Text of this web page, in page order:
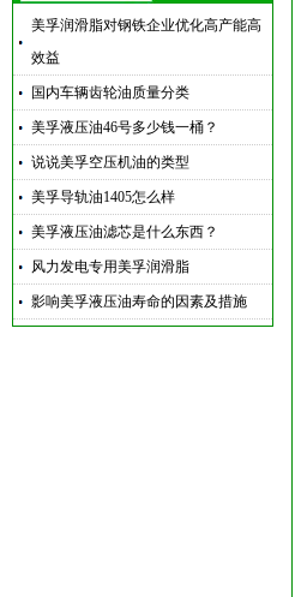
美孚润滑脂对钢铁企业优化高产能高
效益
国内车辆齿轮油质量分类
美孚液压油46号多少钱一桶？
说说美孚空压机油的类型
美孚导轨油1405怎么样
美孚液压油滤芯是什么东西？
风力发电专用美孚润滑脂
影响美孚液压油寿命的因素及措施